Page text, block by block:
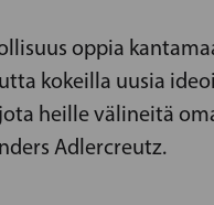
oppia
kokeilla uusia
heille välineitä
Adlercreutz.